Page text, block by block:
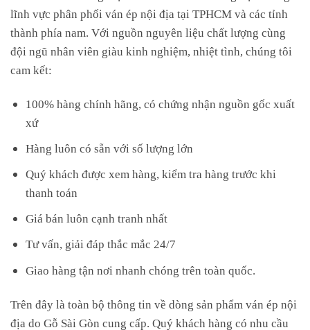
lĩnh vực phân phối ván ép nội địa tại TPHCM và các tỉnh
thành phía nam. Với nguồn nguyên liệu chất lượng cùng
đội ngũ nhân viên giàu kinh nghiệm, nhiệt tình, chúng tôi
cam kết:
100% hàng chính hãng, có chứng nhận nguồn gốc xuất
xứ
Hàng luôn có sẵn với số lượng lớn
Quý khách được xem hàng, kiểm tra hàng trước khi
thanh toán
Giá bán luôn cạnh tranh nhất
Tư vấn, giải đáp thắc mắc 24/7
Giao hàng tận nơi nhanh chóng trên toàn quốc.
Trên đây là toàn bộ thông tin về dòng sản phẩm ván ép nội
địa do Gỗ Sài Gòn cung cấp. Quý khách hàng có nhu cầu